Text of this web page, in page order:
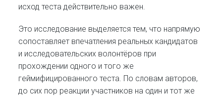
исход теста действительно важен.
Это исследование выделяется тем, что напрямую
сопоставляет впечатления реальных кандидатов
и исследовательских волонтёров при
прохождении одного и того же
геймифицированного теста. По словам авторов,
до сих пор реакции участников на один и тот же